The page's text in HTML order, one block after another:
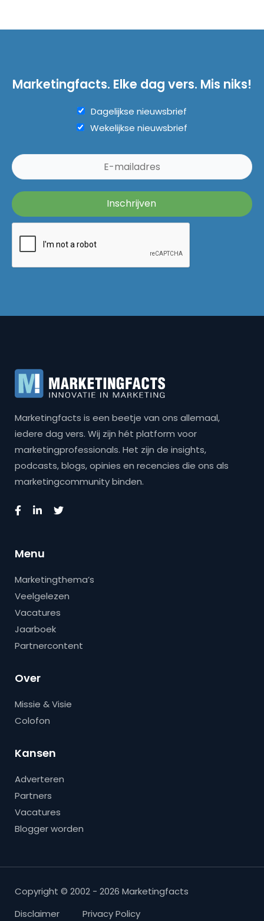
Marketingfacts. Elke dag vers. Mis niks!
Dagelijkse nieuwsbrief
Wekelijkse nieuwsbrief
Marketingfacts is een beetje van ons allemaal,
iedere dag vers. Wij zijn hét platform voor
marketingprofessionals. Het zijn de insights,
podcasts, blogs, opinies en recencies die ons als
marketingcommunity binden.
Menu
Marketingthema’s
Veelgelezen
Vacatures
Jaarboek
Partnercontent
Over
Missie & Visie
Colofon
Kansen
Adverteren
Partners
Vacatures
Blogger worden
Copyright © 2002 - 2026 Marketingfacts
Disclaimer
Privacy Policy